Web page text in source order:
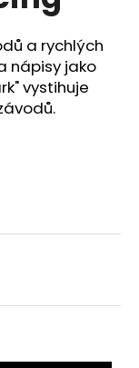
a rychlých
nápisy jako
vystihuje